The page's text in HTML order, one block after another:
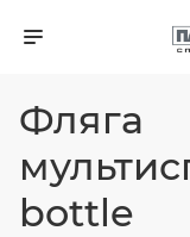
Фляга
bottle